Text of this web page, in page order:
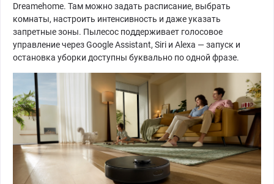
Dreamehome. Там можно задать расписание, выбрать
комнаты, настроить интенсивность и даже указать
запретные зоны. Пылесос поддерживает голосовое
управление через Google Assistant, Siri и Alexa — запуск и
остановка уборки доступны буквально по одной фразе.